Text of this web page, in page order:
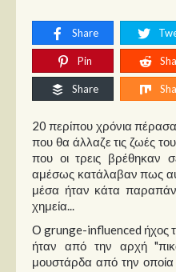
Video News
Καλλιτέχνες
Μουσικοί
Διάφοροι
Εκτός Συνόρων
Νέα
Στήλες
Polls
Share
Pin
Share
20 περίπου χρόνια
που θα άλλαζε τις ζωές
που οι τρεις βρέθηκαν
αμέσως κατάλαβαν πως
μέσα ήταν κάτα
χημεία...
Ο grunge-influenced ήχος
ήταν από την αρχή
μουστάρδα από την